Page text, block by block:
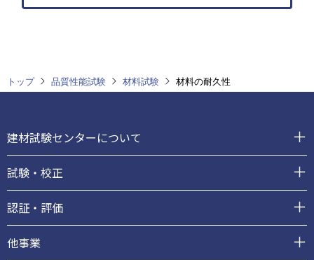
トップ 品質性能試験 材料試験 材料の耐久性
ッ
タ
ー
建材試験センターについて
試験・校正
認証・評価
他事業